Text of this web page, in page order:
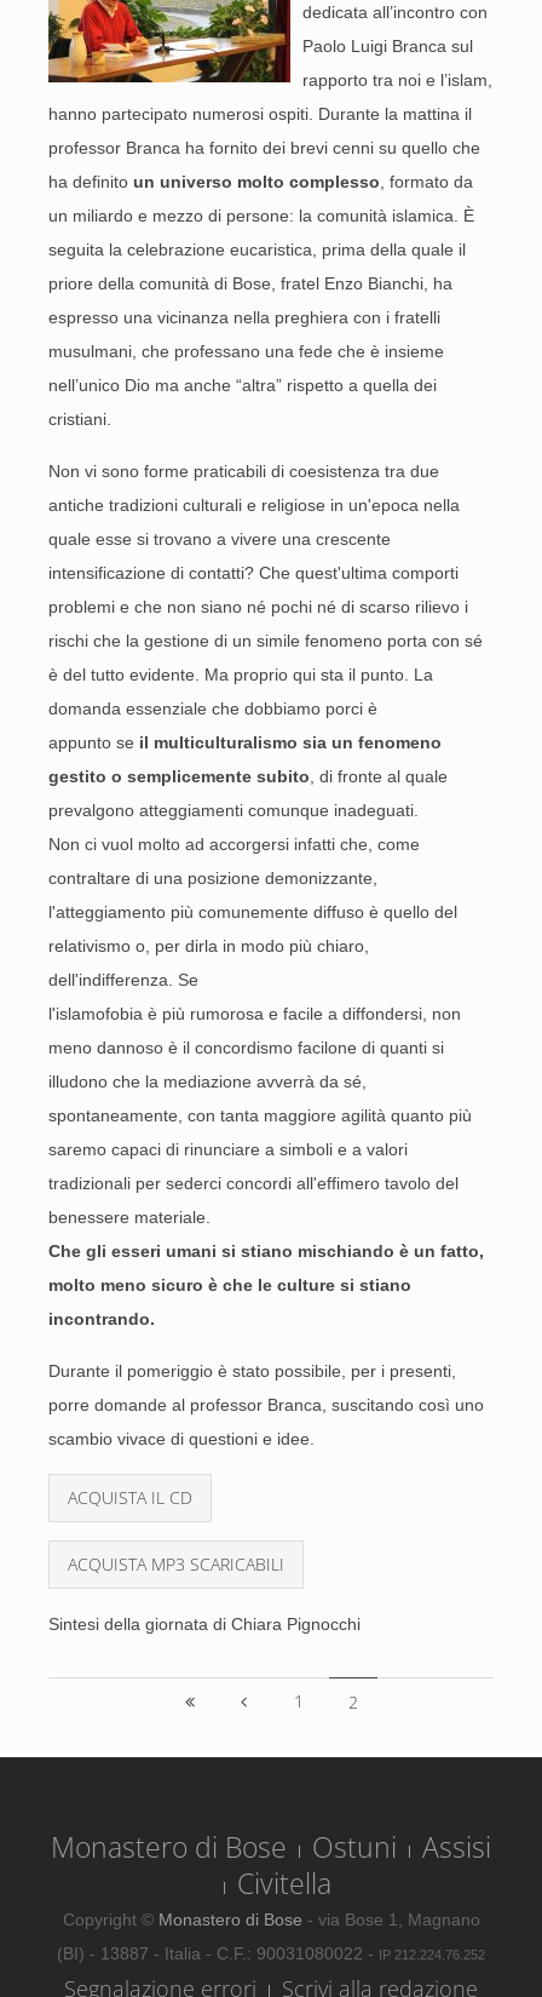
dedicata all’incontro con
Paolo Luigi Branca sul
rapporto tra noi e l’islam,
hanno partecipato numerosi ospiti. Durante la mattina il
professor Branca ha fornito dei brevi cenni su quello che
ha definito un universo molto complesso , formato da
un miliardo e mezzo di persone: la comunità islamica. È
seguita la celebrazione eucaristica, prima della quale il
priore della comunità di Bose, fratel Enzo Bianchi, ha
espresso una vicinanza nella preghiera con i fratelli
musulmani, che professano una fede che è insieme
nell’unico Dio ma anche “altra” rispetto a quella dei
cristiani.
Non vi sono forme praticabili di coesistenza tra due
antiche tradizioni culturali e religiose in un'epoca nella
quale esse si trovano a vivere una crescente
intensificazione di contatti? Che quest'ultima comporti
problemi e che non siano né pochi né di scarso rilievo i
rischi che la gestione di un simile fenomeno porta con sé
è del tutto evidente. Ma proprio qui sta il punto. La
domanda essenziale che dobbiamo porci è
appunto se il multiculturalismo sia un fenomeno
gestito o semplicemente subito , di fronte al quale
prevalgono atteggiamenti comunque inadeguati.
Non ci vuol molto ad accorgersi infatti che, come
contraltare di una posizione demonizzante,
l'atteggiamento più comunemente diffuso è quello del
relativismo o, per dirla in modo più chiaro,
dell'indifferenza. Se
l'islamofobia è più rumorosa e facile a diffondersi, non
meno dannoso è il concordismo facilone di quanti si
illudono che la mediazione avverrà da sé,
spontaneamente, con tanta maggiore agilità quanto più
saremo capaci di rinunciare a simboli e a valori
tradizionali per sederci concordi all'effimero tavolo del
benessere materiale.
Che gli esseri umani si stiano mischiando è un fatto,
molto meno sicuro è che le culture si stiano
incontrando.
Durante il pomeriggio è stato possibile, per i presenti,
porre domande al professor Branca, suscitando così uno
scambio vivace di questioni e idee.
ACQUISTA IL CD
ACQUISTA MP3 SCARICABILI
Sintesi della giornata di Chiara Pignocchi
1 2
Monastero di Bose Ostuni
Assisi
Civitella
Copyright © Monastero di Bose - via Bose 1, Magnano
(BI) - 13887 - Italia - C.F.: 90031080022 - IP 212.224.76.252
Segnalazione errori Scrivi alla redazione